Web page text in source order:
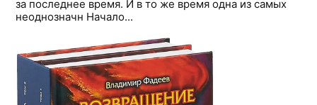
за последнее время. И в то же время одна из самых
неоднозначн Начало...